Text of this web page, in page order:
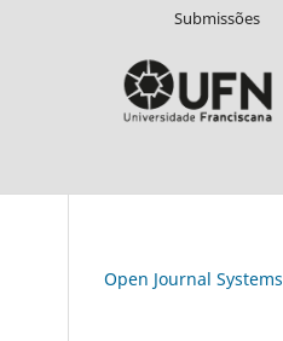
Submissões
Open Journal Systems